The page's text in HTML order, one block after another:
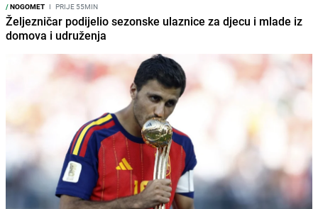
/NOGOMET I PRIJE 55MIN
Željezničar podijelio sezonske ulaznice za djecu i mlade iz
domova i udruženja